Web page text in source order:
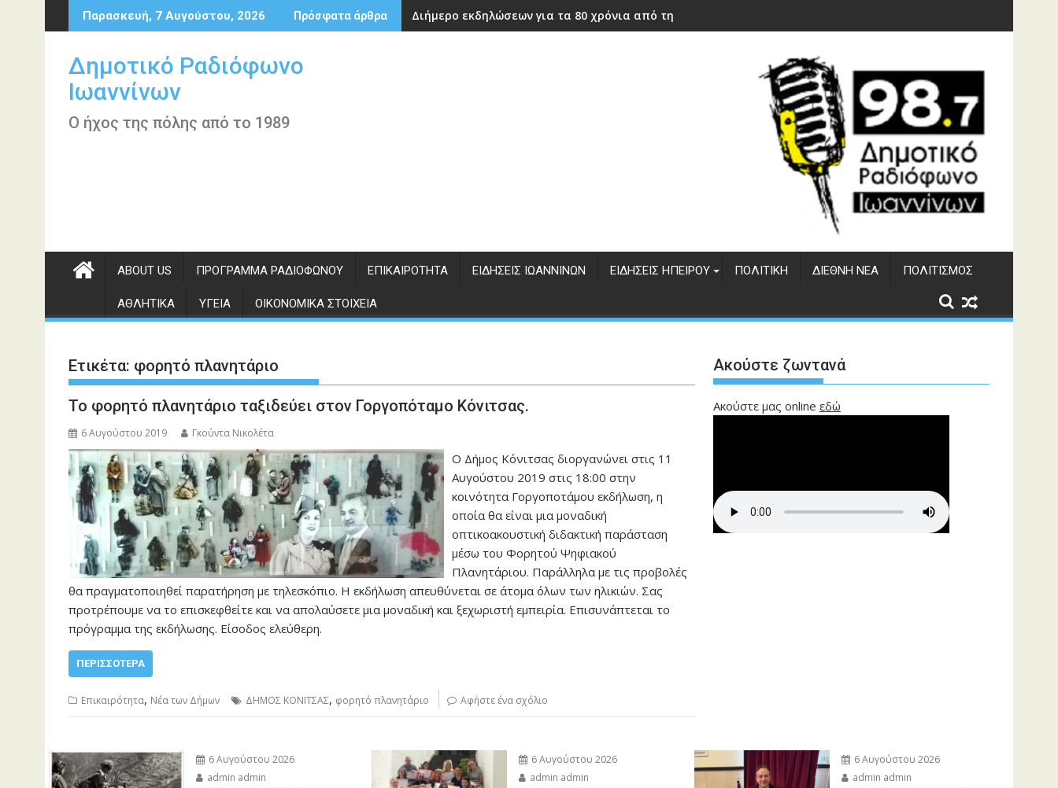
Περάστε
στο
Παρασκευή, 7 Αυγούστου, 2026 Πρόσφατα άρθρα Διήμερο εκδηλώσεων για τα 80 χρόνια από την ίδρυση του ΔΣΕ
Δημοτικό Ραδιόφωνο
Ιωαννίνων
Ο ήχος της πόλης από το 1989
ABOUT US ΠΡΌΓΡΑΜΜΑ ΡΑΔΙΟΦΏΝΟΥ ΕΠΙΚΑΙΡΌΤΗΤΑ ΕΙΔΉΣΕΙΣ ΙΩΑΝΝΊΝΩΝ ΕΙΔΉΣΕΙΣ ΗΠΕΊΡΟΥ ΠΟΛΙΤΙΚΉ ΔΙΕΘΝΉ ΝΈΑ ΠΟΛΙΤΙΣΜΌΣ
ΑΘΛΗΤΙΚΆ ΥΓΕΊΑ ΟΙΚΟΝΟΜΙΚΆ ΣΤΟΙΧΕΊΑ
Ετικέτα: φορητό πλανητάριο
Το φορητό πλανητάριο ταξιδεύει στον Γοργοπόταμο Κόνιτσας.
6 Αυγούστου 2019 Γκούντα Νικολέτα
Ο Δήμος Κόνιτσας διοργανώνει στις 11
Αυγούστου 2019 στις 18:00 στην
κοινότητα Γοργοποτάμου εκδήλωση, η
οποία θα είναι μια μοναδική
οπτικοακουστική διδακτική παράσταση
μέσω του Φορητού Ψηφιακού
Πλανητάριου. Παράλληλα με τις προβολές
θα πραγματοποιηθεί παρατήρηση με τηλεσκόπιο. Η εκδήλωση απευθύνεται σε άτομα όλων των ηλικιών. Σας
προτρέπουμε να το επισκεφθείτε και να απολαύσετε μια μοναδική και ξεχωριστή εμπειρία. Επισυνάπτεται το
πρόγραμμα της εκδήλωσης. Είσοδος ελεύθερη.
ΠΕΡΙΣΣΌΤΕΡΑ
Επικαιρότητα, Νέα των Δήμων ΔΗΜΟΣ ΚΟΝΙΤΣΑΣ, φορητό πλανητάριο Αφήστε ένα σχόλιο
Ακούστε ζωντανά
Ακούστε μας online εδώ
6 Αυγούστου 2026
admin admin
6 Αυγούστου 2026
admin admin
6 Αυγούστου 2026
admin admin